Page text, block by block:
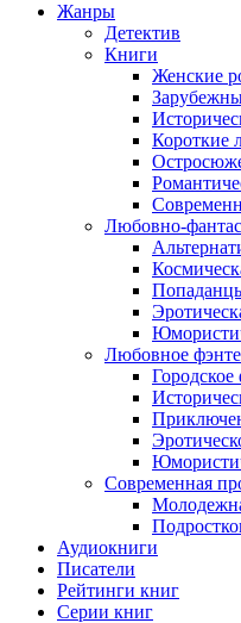
Жанры
Детектив
Книги
Женские
Короткие
Любовно-
Любовное
Городское
Современная
Аудиокниги
Писатели
Рейтинги книг
Серии книг